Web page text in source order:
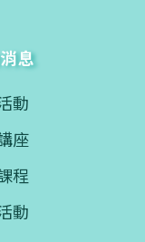
息
動
座
程
動